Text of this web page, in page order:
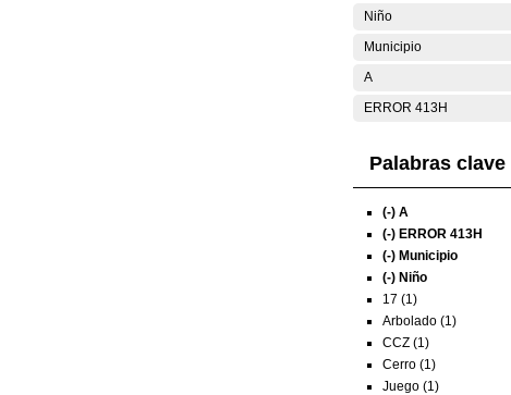
Niño
Municipio
A
ERROR 413H
Palabras clave
(-) A
(-) ERROR 413H
(-) Municipio
(-) Niño
17 (1)
Arbolado (1)
CCZ (1)
Cerro (1)
Juego (1)